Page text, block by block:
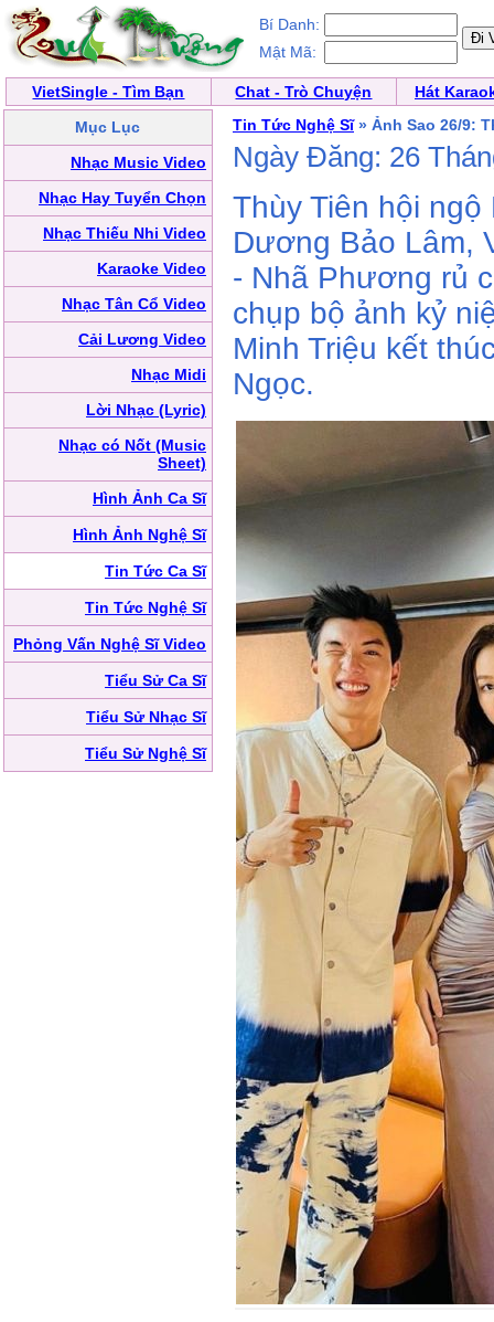
Bí Danh:
Mật Mã:
VietSingle - Tìm Bạn Chat - Trò Chuyện
Hát
Mục Lục
Nhạc Music Video
Nhạc Hay Tuyển Chọn
Nhạc Thiếu Nhi Video
Karaoke Video
Nhạc Tân Cổ Video
Cải Lương Video
Nhạc Midi
Lời Nhạc (Lyric)
Nhạc có Nốt (Music
Sheet)
Hình Ảnh Ca Sĩ
Hình Ảnh Nghệ Sĩ
Tin Tức Ca Sĩ
Tin Tức Nghệ Sĩ
Phỏng Vấn Nghệ Sĩ Video
Tiểu Sử Ca Sĩ
Tiểu Sử Nhạc Sĩ
Tiểu Sử Nghệ Sĩ
Tin Tức Nghệ Sĩ» Ảnh Sao 26/9:
Ngày Đăng: 26
Thùy Tiên hội ngộ
Dương Bảo Lâm,
- Nhã Phương rủ
chụp bộ ảnh kỷ
Minh Triệu kết
Ngọc.